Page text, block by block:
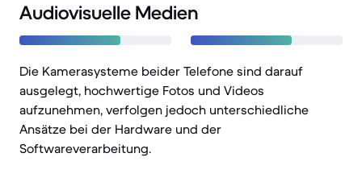
Audiovisuelle Medien
Die Kamerasysteme beider Telefone sind darauf
ausgelegt, hochwertige Fotos und Videos
aufzunehmen, verfolgen jedoch unterschiedliche
Ansätze bei der Hardware und der
Softwareverarbeitung.